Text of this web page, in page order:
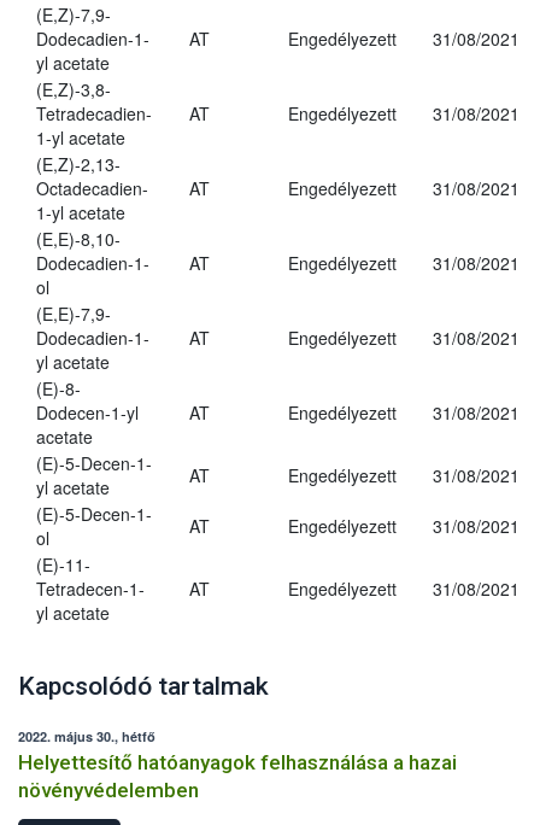
(E,Z)-7,9-
Dodecadien-1-
yl acetate
AT Engedélyezett 31/08/2021
(E,Z)-3,8-
Tetradecadien-
1-yl acetate
AT Engedélyezett 31/08/2021
(E,Z)-2,13-
Octadecadien-
1-yl acetate
AT Engedélyezett 31/08/2021
(E,E)-8,10-
Dodecadien-1-
ol
AT Engedélyezett 31/08/2021
(E,E)-7,9-
Dodecadien-1-
yl acetate
AT Engedélyezett 31/08/2021
(E)-8-
Dodecen-1-yl
acetate
AT Engedélyezett 31/08/2021
(E)-5-Decen-1-
yl acetate
AT Engedélyezett
31/08/2021
(E)-5-Decen-1-
ol
AT Engedélyezett
31/08/2021
(E)-11-
Tetradecen-1-
yl acetate
AT Engedélyezett 31/08/2021
Kapcsolódó tartalmak
2022. május 30., hétfő
Helyettesítő hatóanyagok felhasználása a hazai
növényvédelemben